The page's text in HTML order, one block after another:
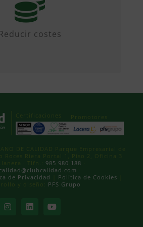
Reducir costes
colaborativas y
propuestas.
Certificaciones Promotores
DE CALIDAD Parque Empresarial de
Roces Riera Portal 1, Piso 2, Oficina 3
· Tlfn.: 985 980 188
de Privacidad Política de Cookies
y diseño:
PFS Grupo
InstagramLinkedInYouTube